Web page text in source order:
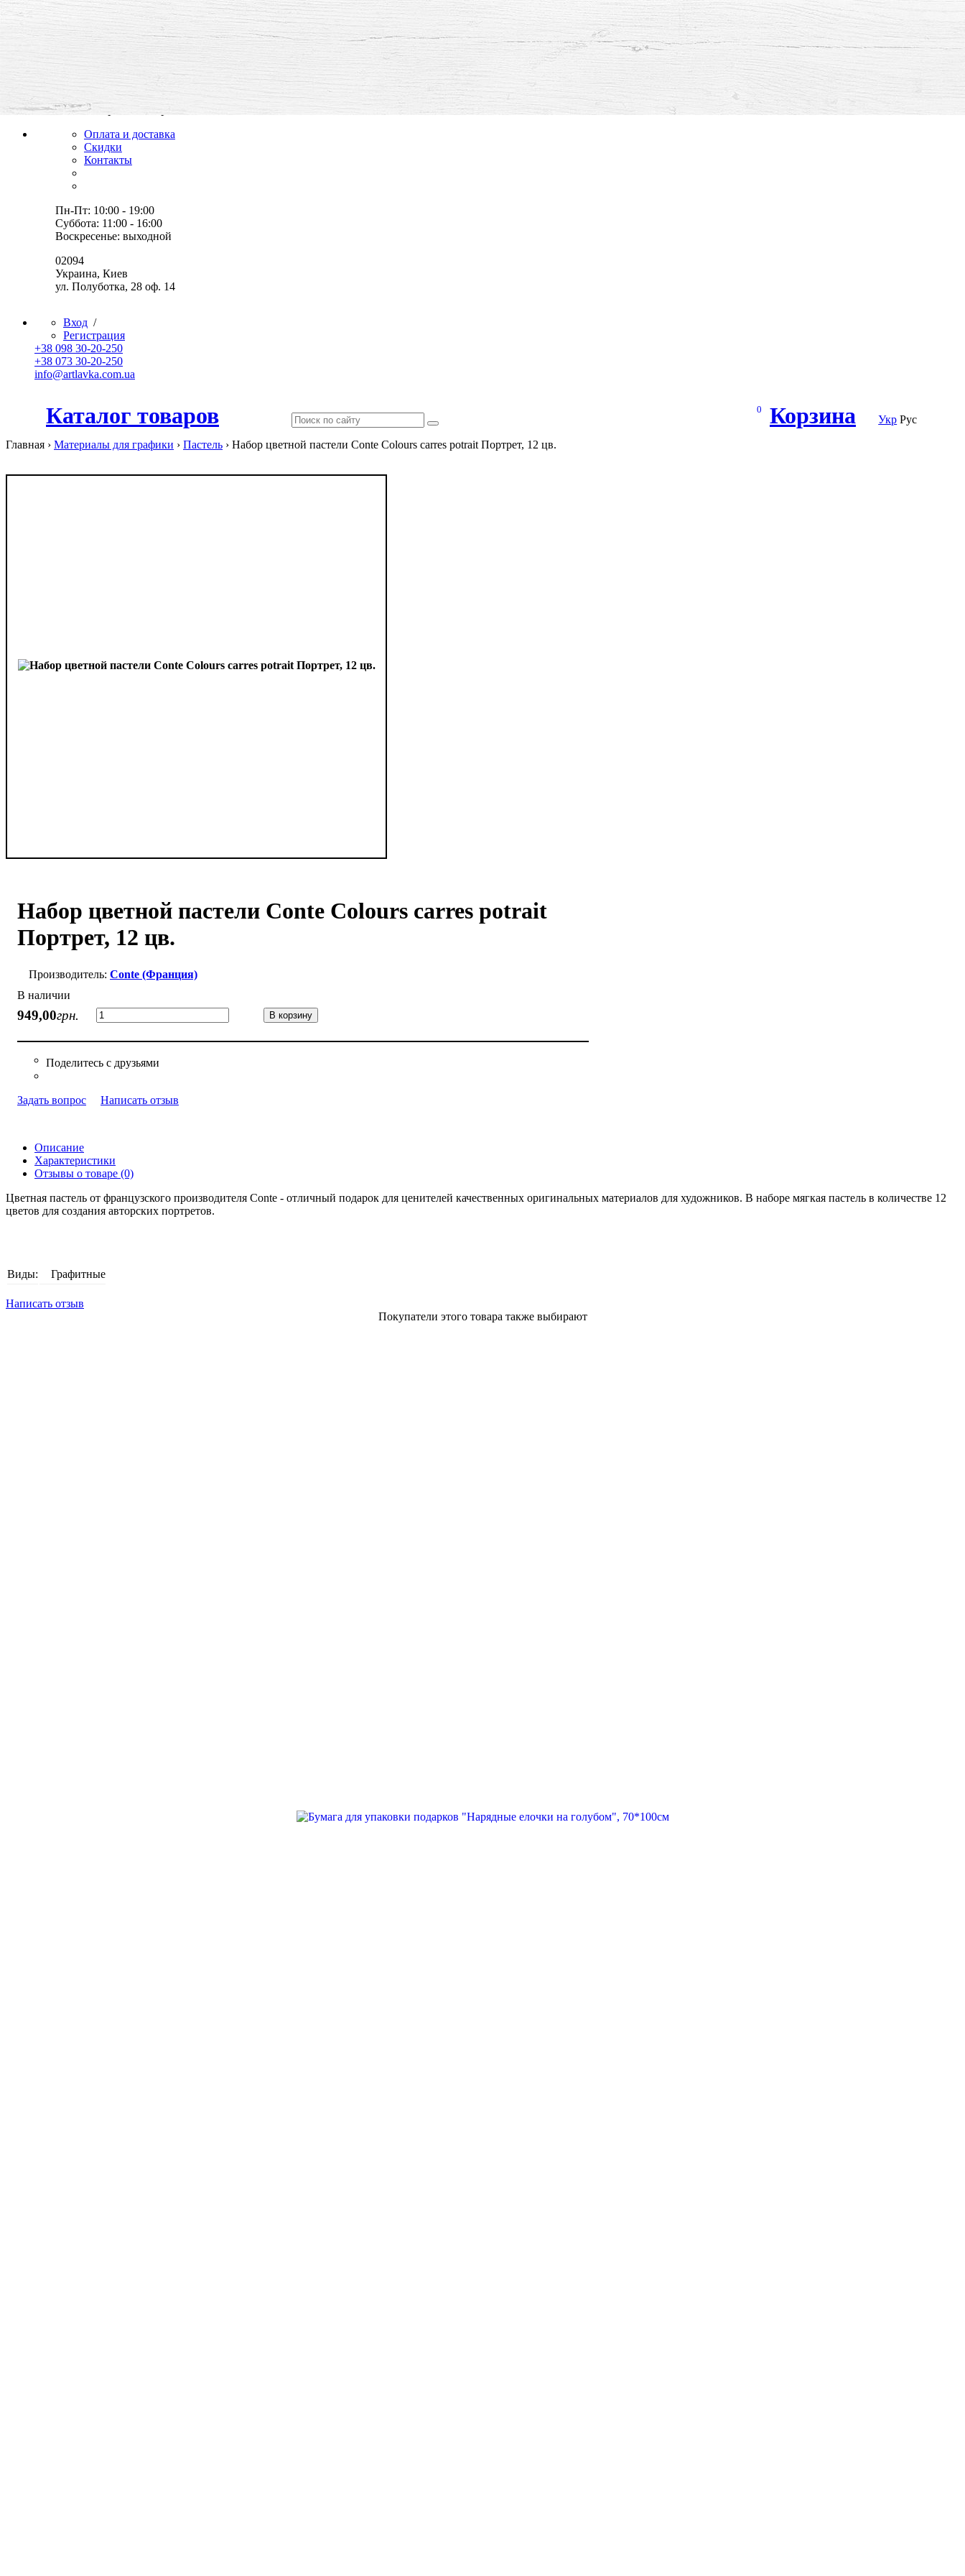
все для творчества и хобби,
товары, мастер-классы, идеи
Оплата и доставка
Скидки
Контакты
Пн-Пт: 10:00 - 19:00
Суббота: 11:00 - 16:00
Воскресенье: выходной
02094
Украина, Киев
ул. Полуботка, 28 оф. 14
Вход /
Регистрация
+38 098 30-20-250
+38 073 30-20-250
info@artlavka.com.ua
Каталог товаров Корзина
0
Укр Рус
Главная › Материалы для графики › Пастель › Набор цветной пастели Conte Colours carres potrait Портрет, 12 цв.
Набор цветной пастели Conte Colours carres potrait
Портрет, 12 цв.
Conte (Франция)
В наличии
949,00грн. В корзину
Задать вопрос Написать отзыв
Описание
Характеристики
Отзывы о товаре (0)
Цветная пастель от французского производителя Conte - отличный подарок для ценителей качественных оригинальных материалов для художников. В наборе мягкая пастель в количестве 12
цветов для создания авторских портретов.
Виды: Графитные
Написать отзыв
Покупатели этого товара также выбирают